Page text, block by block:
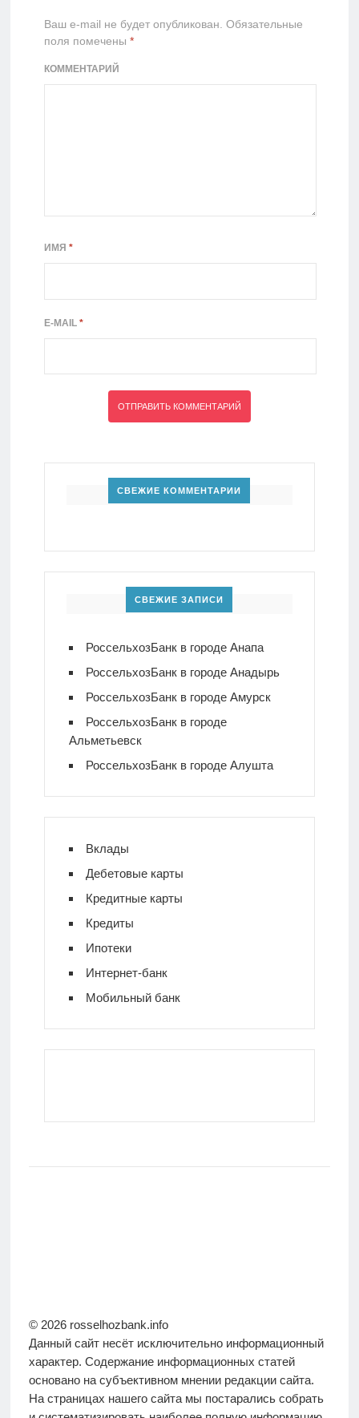
Ваш e-mail не будет опубликован. Обязательные
поля помечены *
КОММЕНТАРИЙ
ИМЯ *
E-MAIL *
СВЕЖИЕ КОММЕНТАРИИ
СВЕЖИЕ ЗАПИСИ
РоссельхозБанк в городе Анапа
РоссельхозБанк в городе Анадырь
РоссельхозБанк в городе Амурск
РоссельхозБанк в городе
Альметьевск
РоссельхозБанк в городе Алушта
Вклады
Дебетовые карты
Кредитные карты
Кредиты
Ипотеки
Интернет-банк
Мобильный банк
© 2026 rosselhozbank.info
Данный сайт несёт исключительно информационный
характер. Содержание информационных статей
основано на субъективном мнении редакции сайта.
На страницах нашего сайта мы постарались собрать